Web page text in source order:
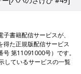
書籍配信サービスが、
得た正規版配信サービス
第11091000号）です。
しているサービスの一覧